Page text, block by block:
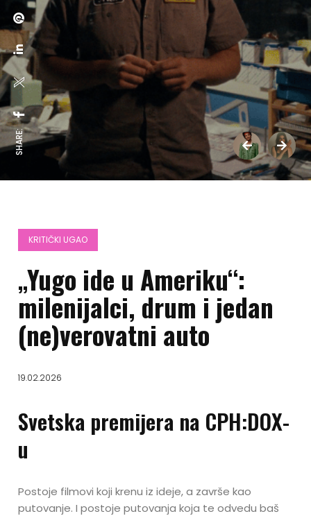
SHARE:
KRITIČKI UGAO
„Yugo ide u Ameriku“:
milenijalci, drum i jedan
(ne)verovatni auto
19.02.2026
Svetska premijera na CPH:DOX-
u
Postoje filmovi koji krenu iz ideje, a završe kao
putovanje. I postoje putovanja koja te odvedu baš